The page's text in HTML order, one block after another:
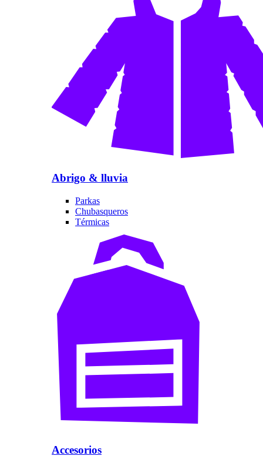
Abrigo & lluvia
Parkas
Chubasqueros
Térmicas
Accesorios